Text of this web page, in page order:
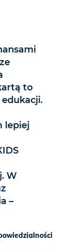
to
lepiej
W
–